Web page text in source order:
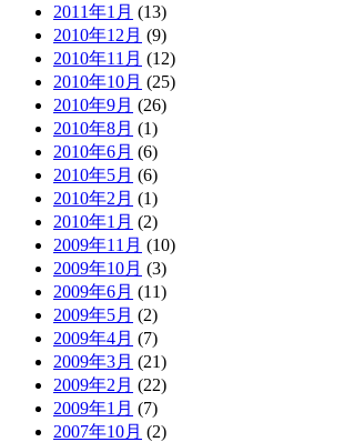
2011年1月 (13)
2010年12月 (9)
2010年11月 (12)
2010年10月 (25)
2010年9月 (26)
2010年8月 (1)
2010年6月 (6)
2010年5月 (6)
2010年2月 (1)
2010年1月 (2)
2009年11月 (10)
2009年10月 (3)
2009年6月 (11)
2009年5月 (2)
2009年4月 (7)
2009年3月 (21)
2009年2月 (22)
2009年1月 (7)
2007年10月 (2)